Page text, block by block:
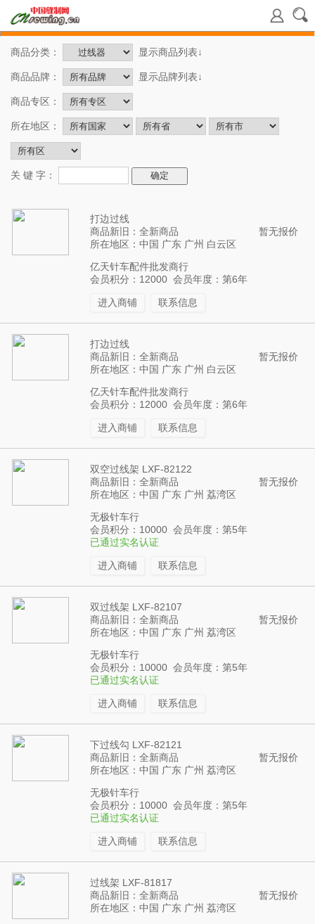
商品分类： 显示商品列表↓
商品品牌： 显示品牌列表↓
商品专区：
所在地区：
关 键 字：
打边过线
商品新旧：全新商品
所在地区：中国 广东 广州 白云区
暂无报价
亿天针车配件批发商行
会员积分：12000 会员年度：第6年
进入商铺 联系信息
打边过线
商品新旧：全新商品
所在地区：中国 广东 广州 白云区
暂无报价
亿天针车配件批发商行
会员积分：12000 会员年度：第6年
进入商铺 联系信息
双空过线架 LXF-82122
商品新旧：全新商品
所在地区：中国 广东 广州 荔湾区
暂无报价
无极针车行
会员积分：10000 会员年度：第5年
已通过实名认证
进入商铺 联系信息
双过线架 LXF-82107
商品新旧：全新商品
所在地区：中国 广东 广州 荔湾区
暂无报价
无极针车行
会员积分：10000 会员年度：第5年
已通过实名认证
进入商铺 联系信息
下过线勾 LXF-82121
商品新旧：全新商品
所在地区：中国 广东 广州 荔湾区
暂无报价
无极针车行
会员积分：10000 会员年度：第5年
已通过实名认证
进入商铺 联系信息
过线架 LXF-81817
商品新旧：全新商品
所在地区：中国 广东 广州 荔湾区
暂无报价